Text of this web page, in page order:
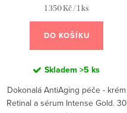
Měrná
cena:
1 350 Kč / 1 ks
DO KOŠÍKU
Skladem >5 ks
Dokonalá AntiAging péče - krém
Retinal a sérum Intense Gold. 30